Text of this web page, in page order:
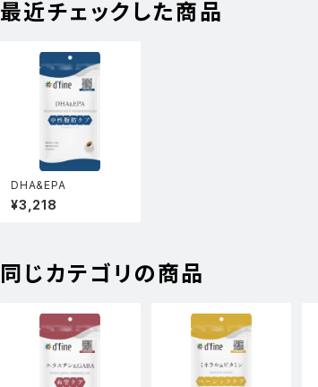
最近チェックした商品
DHA&EPA
¥3,218
同じカテゴリの商品